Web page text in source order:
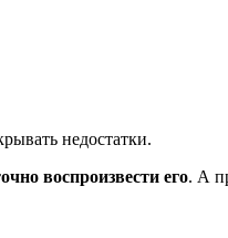
недостатки.
воспроизвести его. А